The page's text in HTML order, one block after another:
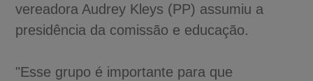
vereadora Audrey Kleys (PP) assumiu a
presidência da comissão e educação.
"Esse grupo é importante para que